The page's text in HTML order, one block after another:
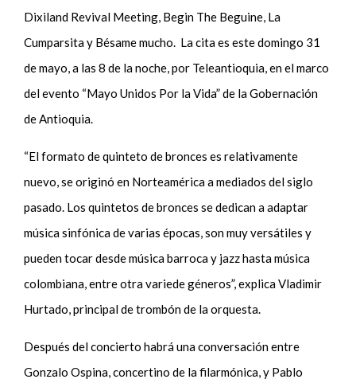
Dixiland Revival Meeting, Begin The Beguine, La
Cumparsita y Bésame mucho. La cita es este domingo 31
de mayo, a las 8 de la noche, por Teleantioquia, en el marco
del evento “Mayo Unidos Por la Vida” de la Gobernación
de Antioquia.
“El formato de quinteto de bronces es relativamente
nuevo, se originó en Norteamérica a mediados del siglo
pasado. Los quintetos de bronces se dedican a adaptar
música sinfónica de varias épocas, son muy versátiles y
pueden tocar desde música barroca y jazz hasta música
colombiana, entre otra variede géneros”, explica Vladimir
Hurtado, principal de trombón de la orquesta.
Después del concierto habrá una conversación entre
Gonzalo Ospina, concertino de la filarmónica, y Pablo